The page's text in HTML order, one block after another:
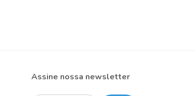
Assine nossa newsletter